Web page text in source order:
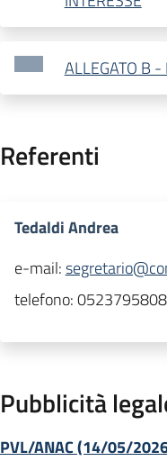
ALLEGATO B -
Referenti
Tedaldi Andrea
e-mail:
telefono:0523795808
Pubblicità
PVL/ANAC (14/05/